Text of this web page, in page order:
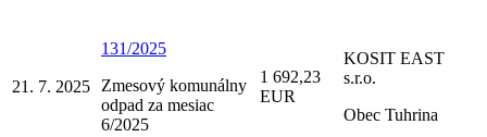
21. 7. 2025
131/2025
Zmesový komunálny
odpad za mesiac
6/2025
1 692,23
EUR
KOSIT EAST
s.r.o.
Obec Tuhrina